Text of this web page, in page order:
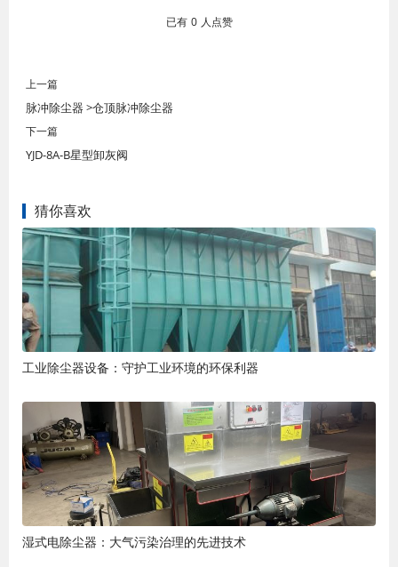
已有 0 人点赞
上一篇
脉冲除尘器 >仓顶脉冲除尘器
下一篇
YJD-8A-B星型卸灰阀
猜你喜欢
工业除尘器设备：守护工业环境的环保利器
湿式电除尘器：大气污染治理的先进技术